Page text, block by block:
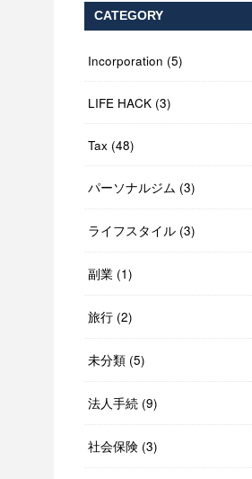
CATEGORY
Incorporation (5)
LIFE HACK (3)
Tax (48)
パーソナルジム (3)
ライフスタイル (3)
副業 (1)
旅行 (2)
未分類 (5)
法人手続 (9)
社会保険 (3)